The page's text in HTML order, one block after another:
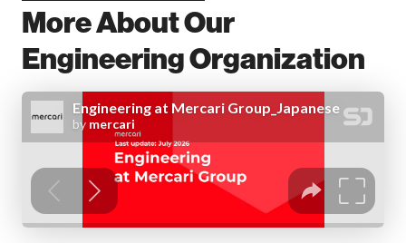
More About Our
Engineering Organization